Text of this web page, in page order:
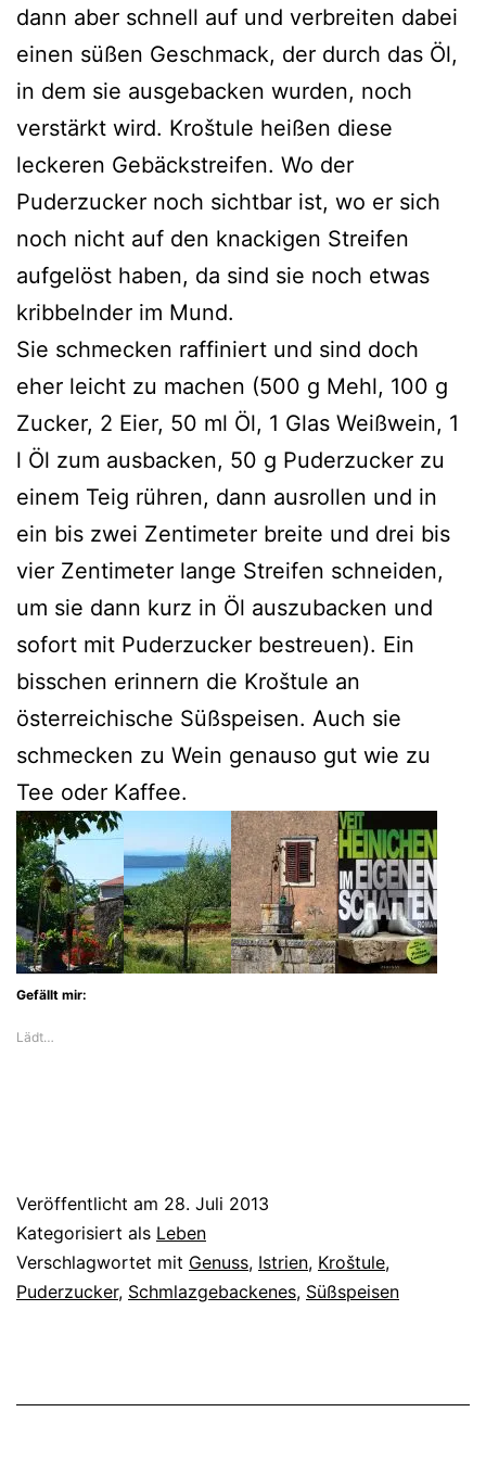
dann aber schnell auf und verbreiten dabei
einen süßen Geschmack, der durch das Öl,
in dem sie ausgebacken wurden, noch
verstärkt wird. Kroštule heißen diese
leckeren Gebäckstreifen. Wo der
Puderzucker noch sichtbar ist, wo er sich
noch nicht auf den knackigen Streifen
aufgelöst haben, da sind sie noch etwas
kribbelnder im Mund.
Sie schmecken raffiniert und sind doch
eher leicht zu machen (500 g Mehl, 100 g
Zucker, 2 Eier, 50 ml Öl, 1 Glas Weißwein, 1
l Öl zum ausbacken, 50 g Puderzucker zu
einem Teig rühren, dann ausrollen und in
ein bis zwei Zentimeter breite und drei bis
vier Zentimeter lange Streifen schneiden,
um sie dann kurz in Öl auszubacken und
sofort mit Puderzucker bestreuen). Ein
bisschen erinnern die Kroštule an
österreichische Süßspeisen. Auch sie
schmecken zu Wein genauso gut wie zu
Tee oder Kaffee.
Gefällt mir:
Lädt…
Veröffentlicht am 28. Juli 2013
Kategorisiert als Leben
Verschlagwortet mit Genuss, Istrien, Kroštule,
Puderzucker, Schmlazgebackenes, Süßspeisen